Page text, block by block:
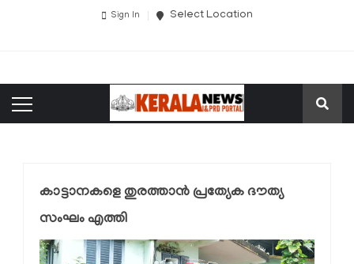
Sign In Select Location
കാട്ടാനകളെ തുരത്താന്‍ പ്രത്യേക ദൗത്യ
സംഘം എത്തി